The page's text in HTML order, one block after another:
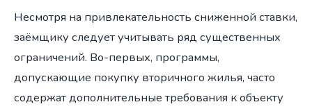
Несмотря на привлекательность сниженной ставки,
заёмщику следует учитывать ряд существенных
ограничений. Во-первых, программы,
допускающие покупку вторичного жилья, часто
содержат дополнительные требования к объекту